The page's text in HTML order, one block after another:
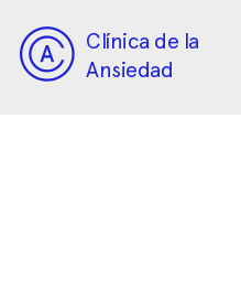
Clínica de la
Ansiedad